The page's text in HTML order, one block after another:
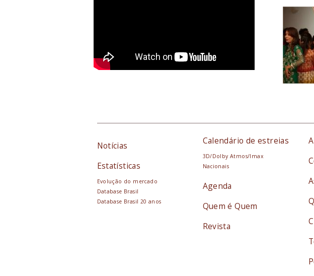
Notícias
Estatísticas
Evolução do mercado
Database Brasil
Database Brasil 20 anos
Calendário de estreias
3D/Dolby Atmos/Imax
Nacionais
Agenda
Quem é Quem
Revista